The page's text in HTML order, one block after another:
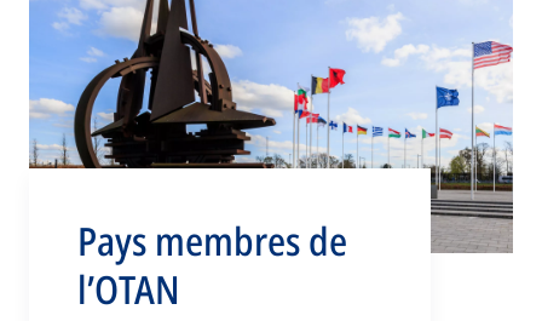
Pays membres de
l’OTAN